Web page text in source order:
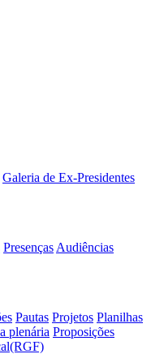
Galeria de Ex-Presidentes
Presenças Audiências
Pautas Projetos Planilhas
plenária Proposições